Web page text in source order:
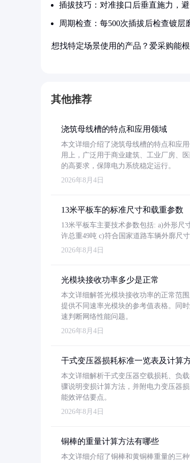
插拔技巧：对准接口后垂直施力，
周期检查：每500次插拔后检查镀层
想找特定场景使用的产品？爱采购能
其他推荐
浇筑母线槽的特点和应用领域
本文详细介绍了浇筑母线槽的特点和应
用上，广泛用于商业建筑、工业厂房、
的高要求，保障电力系统稳定运行。
2026年8月4日
13米平板车的标准尺寸和载重参数
13米平板车主要技术参数包括: a)外形尺
许总重49吨 c)符合国家道路车辆外廓尺
2026年8月4日
光模块接收功率多少是正常
本文详细解答光模块接收功率的正常范
提供不同速率光模块的参考值表格。同
速判断网络性能问题。
2026年8月4日
干式变压器损耗标准一览表及计算
本文详细解析干式变压器空载损耗、负
骤说明变损计算方法，并附电力变压器
能效评估要点。
2026年8月4日
铜棒的重量计算方法有哪些
本文详细介绍了铜棒和黄铜棒重量的三